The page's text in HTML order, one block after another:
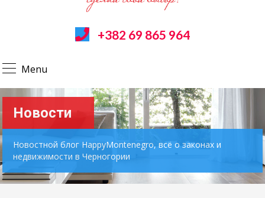
+382 69 865 964
Menu
Новости
Новостной блог HappyMontenegro, всё о законах и
недвижимости в Черногории